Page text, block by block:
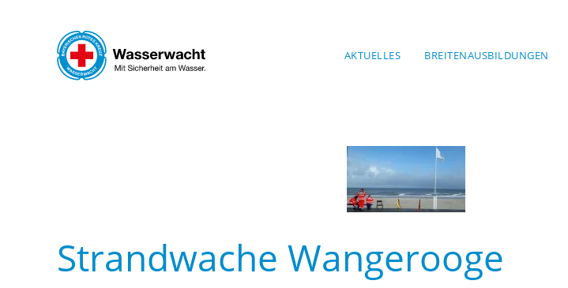
Skip to main content
AKTUELLES BREITENAUSBILDUNGEN
Strandwache Wangerooge